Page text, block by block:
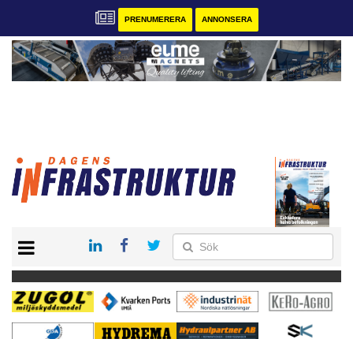
PRENUMERERA ANNONSERA
KONTAKT
VÅRA ANDRA MAGASIN
PRENUMERERA